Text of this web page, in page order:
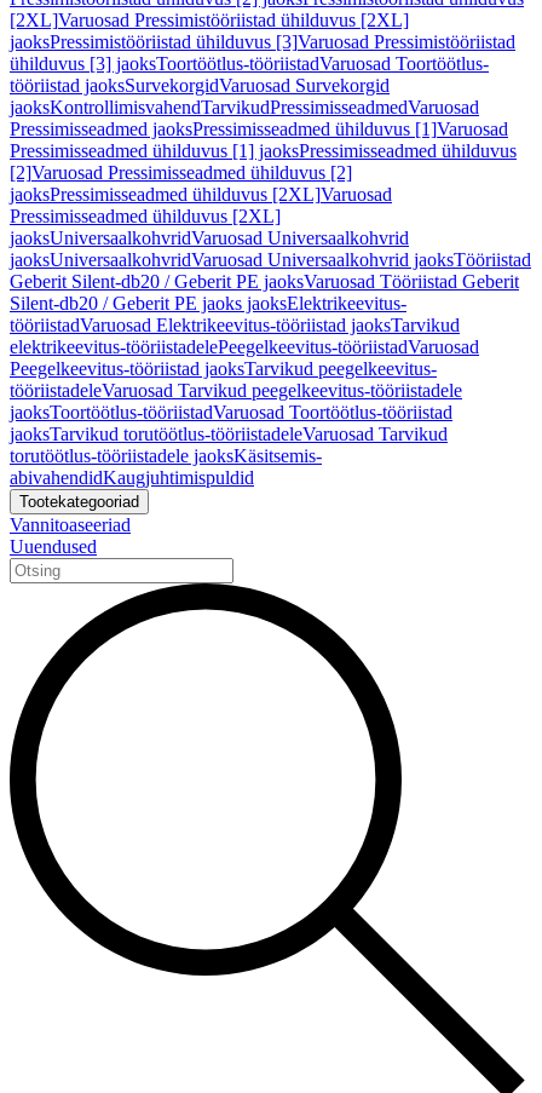
[2XL]Varuosad Pressimistööriistad ühilduvus [2XL]
jaoksPressimistööriistad ühilduvus [3]Varuosad Pressimistööriistad
ühilduvus [3] jaoksToortöötlus-tööriistadVaruosad Toortöötlus-
tööriistad jaoksSurvekorgidVaruosad Survekorgid
jaoksKontrollimisvahendTarvikudPressimisseadmedVaruosad
Pressimisseadmed jaoksPressimisseadmed ühilduvus [1]Varuosad
Pressimisseadmed ühilduvus [1] jaoksPressimisseadmed ühilduvus
[2]Varuosad Pressimisseadmed ühilduvus [2]
jaoksPressimisseadmed ühilduvus [2XL]Varuosad
Pressimisseadmed ühilduvus [2XL]
jaoksUniversaalkohvridVaruosad Universaalkohvrid
jaoksUniversaalkohvridVaruosad Universaalkohvrid jaoksTööriistad
Geberit Silent-db20 / Geberit PE jaoksVaruosad Tööriistad Geberit
Silent-db20 / Geberit PE jaoks jaoksElektrikeevitus-
tööriistadVaruosad Elektrikeevitus-tööriistad jaoksTarvikud
elektrikeevitus-tööriistadelePeegelkeevitus-tööriistadVaruosad
Peegelkeevitus-tööriistad jaoksTarvikud peegelkeevitus-
tööriistadeleVaruosad Tarvikud peegelkeevitus-tööriistadele
jaoksToortöötlus-tööriistadVaruosad Toortöötlus-tööriistad
jaoksTarvikud torutöötlus-tööriistadeleVaruosad Tarvikud
torutöötlus-tööriistadele jaoksKäsitsemis-
abivahendidKaugjuhtimispuldid
Tootekategooriad
Vannitoaseeriad
Uuendused